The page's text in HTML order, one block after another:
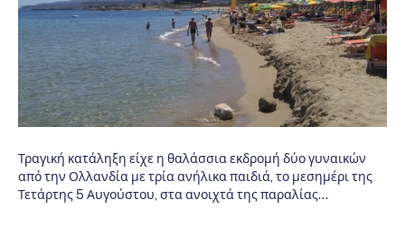
Τραγική κατάληξη είχε η θαλάσσια εκδρομή δύο γυναικών
από την Ολλανδία με τρία ανήλικα παιδιά, το μεσημέρι της
Τετάρτης 5 Αυγούστου, στα ανοιχτά της παραλίας…